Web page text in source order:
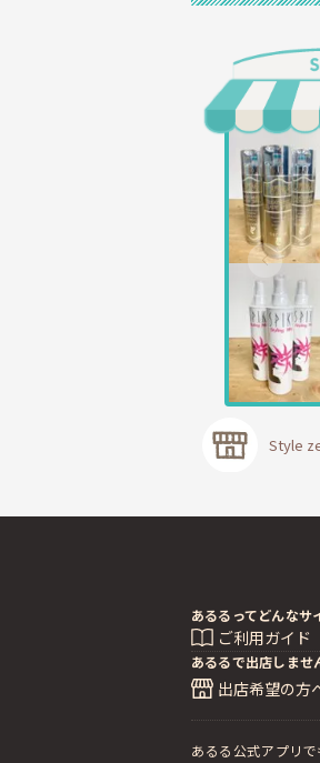
Style
あるるってどんなサ
ご利用ガイド
あるるで出店しませ
出店希望の方
あるる公式アプリ